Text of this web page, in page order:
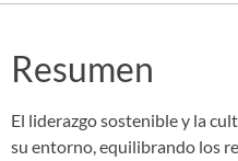
Resumen
El liderazgo sostenible y la
su entorno, equilibrando los